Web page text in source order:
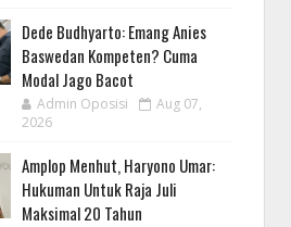
Dede Budhyarto: Emang Anies
Baswedan Kompeten? Cuma
Modal Jago Bacot
Admin Oposisi
Aug 07,
2026
Amplop Menhut, Haryono Umar:
Hukuman Untuk Raja Juli
Maksimal 20 Tahun